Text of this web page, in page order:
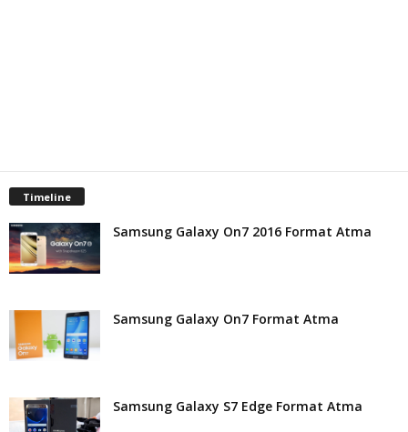
Timeline
Samsung Galaxy On7 2016 Format Atma
Samsung Galaxy On7 Format Atma
Samsung Galaxy S7 Edge Format Atma